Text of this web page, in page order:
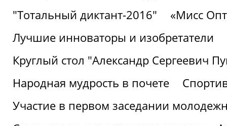
"Тотальный диктант-2016"
«Мисс
Лучшие инноваторы и изобретатели
Круглый стол "Александр Сергеевич
Народная мудрость в почете
Участие в первом заседании